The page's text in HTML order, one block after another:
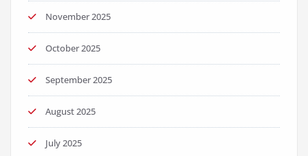
November 2025
October 2025
September 2025
August 2025
July 2025